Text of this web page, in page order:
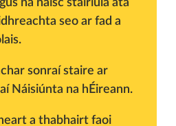
na naisc stairiúla atá
seo ar fad a
sonraí staire ar
Náisiúnta na hÉireann.
a thabhairt faoi